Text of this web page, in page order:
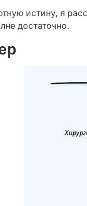
истину, я
достаточно.